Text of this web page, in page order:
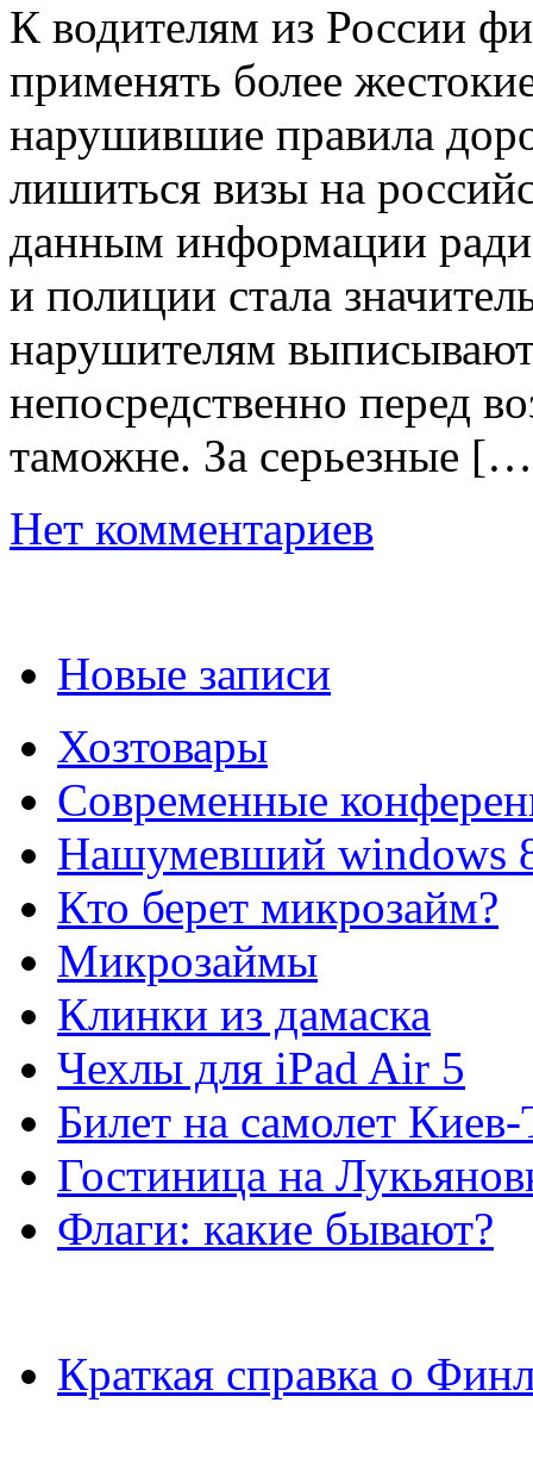
К водителям из России
применять более
нарушившие правила
лишиться визы на
данным информации
и полиции стала
нарушителям
непосредственно перед
таможне. За серьезные
Нет комментариев
Новые записи
Хозтовары
Современные
Нашумевший windows
Кто берет микрозайм?
Микрозаймы
Клинки из дамаска
Чехлы для iPad Air 5
Билет на самолет
Гостиница на
Флаги: какие бывают?
Краткая справка о